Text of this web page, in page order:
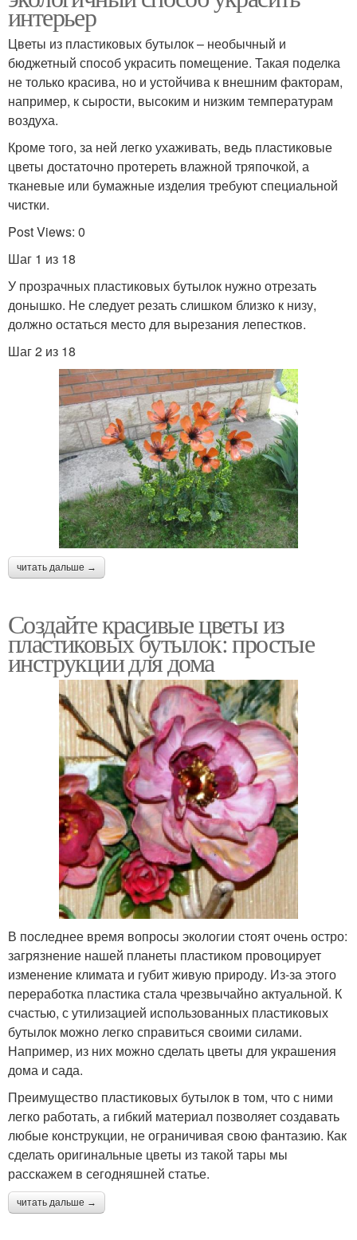
интерьер
Цветы из пластиковых бутылок – необычный и
бюджетный способ украсить помещение. Такая поделка
не только красива, но и устойчива к внешним факторам,
например, к сырости, высоким и низким температурам
воздуха.
Кроме того, за ней легко ухаживать, ведь пластиковые
цветы достаточно протереть влажной тряпочкой, а
тканевые или бумажные изделия требуют специальной
чистки.
Post Views: 0
Шаг 1 из 18
У прозрачных пластиковых бутылок нужно отрезать
донышко. Не следует резать слишком близко к низу,
должно остаться место для вырезания лепестков.
Шаг 2 из 18
читать дальше →
Создайте красивые цветы из
пластиковых бутылок: простые
инструкции для дома
В последнее время вопросы экологии стоят очень остро:
загрязнение нашей планеты пластиком провоцирует
изменение климата и губит живую природу. Из-за этого
переработка пластика стала чрезвычайно актуальной. К
счастью, с утилизацией использованных пластиковых
бутылок можно легко справиться своими силами.
Например, из них можно сделать цветы для украшения
дома и сада.
Преимущество пластиковых бутылок в том, что с ними
легко работать, а гибкий материал позволяет создавать
любые конструкции, не ограничивая свою фантазию. Как
сделать оригинальные цветы из такой тары мы
расскажем в сегодняшней статье.
читать дальше →